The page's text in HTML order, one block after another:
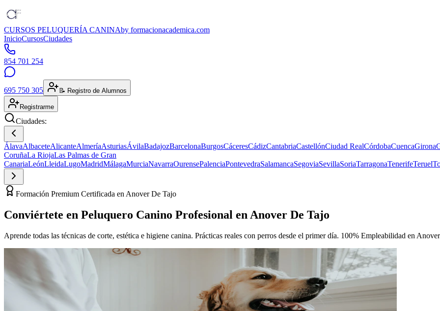
CURSOS PELUQUERÍA CANINAby formacionacademica.com
InicioCursosCiudades
854 701 254
695 750 305 📝 Registro de Alumnos
Registrarme
Ciudades:
ÁlavaAlbaceteAlicanteAlmeríaAsturiasÁvilaBadajozBarcelonaBurgosCáceresCádizCantabriaCastellónCiudad RealCórdobaCuencaGirona
CoruñaLa RiojaLas Palmas de Gran
CanariaLeónLleidaLugoMadridMálagaMurciaNavarraOurensePalenciaPontevedraSalamancaSegoviaSevillaSoriaTarragonaTenerifeTeruel
Formación Premium Certificada en Anover De Tajo
Conviértete en Peluquero Canino Profesional en Anover De Tajo
Aprende todas las técnicas de corte, estética e higiene canina. Prácticas reales con perros desde el primer día. 100% Empleabilidad en